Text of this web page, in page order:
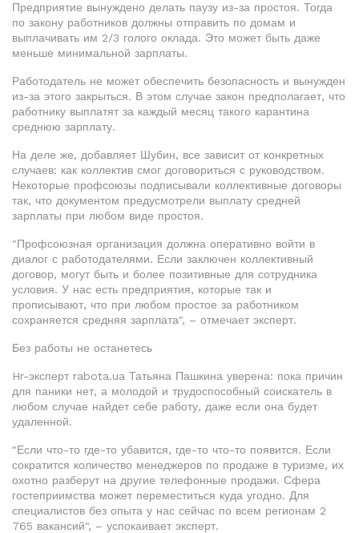
Предприятие вынуждено делать паузу из-за простоя. Тогда
по закону работников должны отправить по домам и
выплачивать им 2/3 голого оклада. Это может быть даже
меньше минимальной зарплаты.
Работодатель не может обеспечить безопасность и вынужден
из-за этого закрыться. В этом случае закон предполагает, что
работнику выплатят за каждый месяц такого карантина
среднюю зарплату.
На деле же, добавляет Шубин, все зависит от конкретных
случаев: как коллектив смог договориться с руководством.
Некоторые профсоюзы подписывали коллективные договоры
так, что документом предусмотрели выплату средней
зарплаты при любом виде простоя.
"Профсоюзная организация должна оперативно войти в
диалог с работодателями. Если заключен коллективный
договор, могут быть и более позитивные для сотрудника
условия. У нас есть предприятия, которые так и
прописывают, что при любом простое за работником
сохраняется средняя зарплата", – отмечает эксперт.
Без работы не останетесь
Hr-эксперт rabota.ua Татьяна Пашкина уверена: пока причин
для паники нет, а молодой и трудоспособный соискатель в
любом случае найдет себе работу, даже если она будет
удаленной.
"Если что-то где-то убавится, где-то что-то появится. Если
сократится количество менеджеров по продаже в туризме, их
охотно разберут на другие телефонные продажи. Сфера
гостеприимства может переместиться куда угодно. Для
специалистов без опыта у нас сейчас по всем регионам 2
765 вакансий", – успокаивает эксперт.